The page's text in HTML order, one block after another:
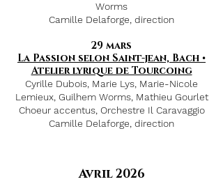
Worms
Camille Delaforge, direction
29 mars
La Passion selon Saint-jean, Bach •
Atelier lyrique de Tourcoing
Cyrille Dubois, Marie Lys, Marie-Nicole
Lemieux, Guilhem Worms, Mathieu Gourlet
Choeur accentus, Orchestre Il Caravaggio
Camille Delaforge, direction
Avril 2026